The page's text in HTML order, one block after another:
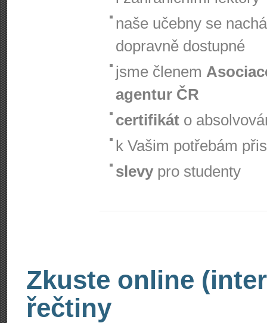
naše učebny se
dopravně dostupné
jsme členem
agentur ČR
certifikát o
k Vašim potřebám
slevy pro studenty
Zkuste online
řečtiny